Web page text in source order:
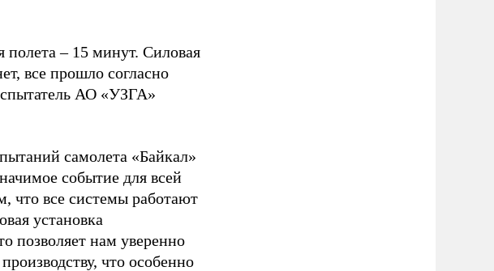
полета – 15 минут. Силовая
все прошло согласно
АО «УЗГА»
самолета «Байкал»
событие для всей
что все системы работают
установка
позволяет нам уверенно
что особенно